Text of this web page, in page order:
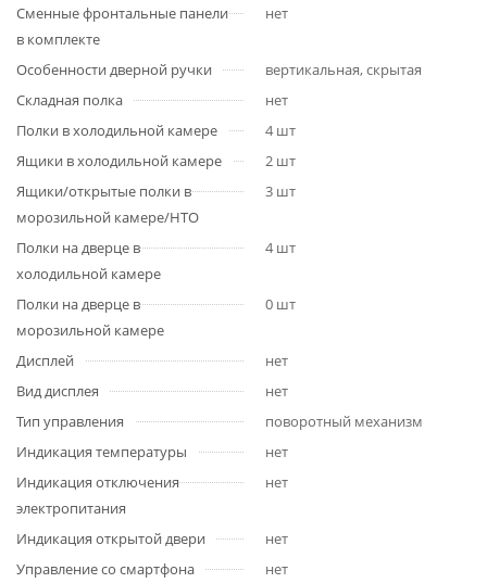
Сменные фронтальные панели
в комплекте
нет
Особенности дверной ручки
вертикальная, скрытая
Складная полка
нет
Полки в холодильной камере
4 шт
Ящики в холодильной камере
2 шт
Ящики/открытые полки в
морозильной камере/НТО
3 шт
Полки на дверце в
холодильной камере
4 шт
Полки на дверце в
морозильной камере
0 шт
Дисплей
нет
Вид дисплея
нет
Тип управления
поворотный механизм
Индикация температуры
нет
Индикация отключения
электропитания
нет
Индикация открытой двери
нет
Управление со смартфона
нет